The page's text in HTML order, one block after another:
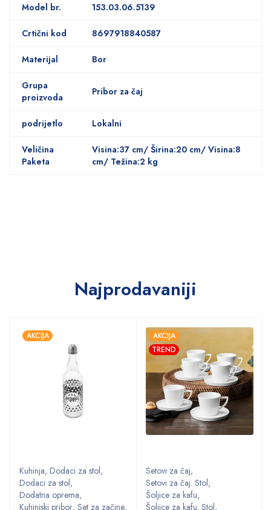
Model br. 153.03.06.5139
Crtični kod 8697918840587
Materijal Bor
Grupa
proizvoda
Pribor za čaj
podrijetlo Lokalni
Veličina
Paketa
Visina:37 cm/ Širina:20 cm/ Visina:8
cm/ Težina:2 kg
Najprodavaniji
AKCIJA
Kuhinja, Dodaci za stol,
Dodaci za stol,
Dodatna oprema,
Kuhinjski pribor, Set za začine,
AKCIJA
TREND
Setovi za čaj,
Setovi za čaj. Stol,
Šoljice za kafu,
Šoljice za kafu. Stol,